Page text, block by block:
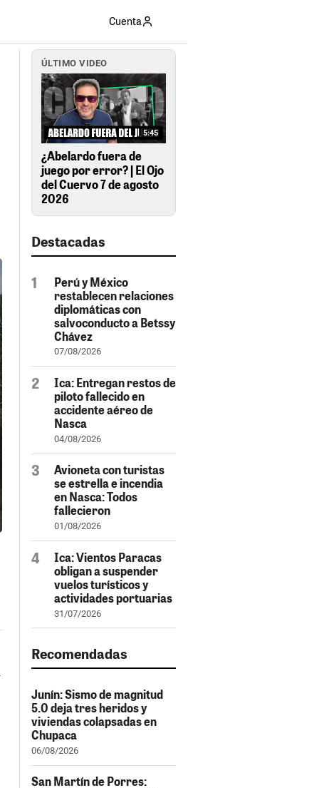
Cuenta
ÚLTIMO VIDEO
5:45
¿Abelardo fuera de
juego por error? | El Ojo
del Cuervo 7 de agosto
2026
Destacadas
Perú y México
restablecen relaciones
diplomáticas con
salvoconducto a Betssy
Chávez
07/08/2026
Ica: Entregan restos de
piloto fallecido en
accidente aéreo de
Nasca
04/08/2026
Avioneta con turistas
se estrella e incendia
en Nasca: Todos
fallecieron
01/08/2026
Ica: Vientos Paracas
obligan a suspender
vuelos turísticos y
actividades portuarias
31/07/2026
Recomendadas
Junín: Sismo de magnitud
5.0 deja tres heridos y
viviendas colapsadas en
Chupaca
06/08/2026
San Martín de Porres: